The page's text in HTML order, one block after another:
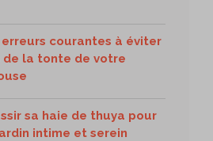
erreurs courantes à éviter
de la tonte de votre
sa haie de thuya pour
intime et serein